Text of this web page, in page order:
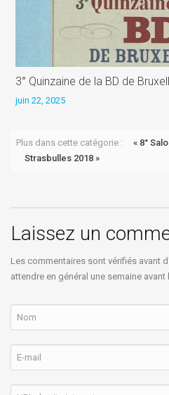
3° Quinzaine de la BD de
juin 22, 2025
Plus dans cette catégorie :
« 8°
Strasbulles 2018 »
Laissez un
Les commentaires sont vérifiés avant
attendre en général une semaine